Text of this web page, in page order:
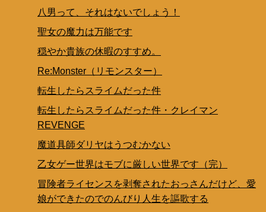
八男って、それはないでしょう！
聖女の魔力は万能です
穏やか貴族の休暇のすすめ。
Re:Monster（リモンスター）
転生したらスライムだった件
転生したらスライムだった件・クレイマン
REVENGE
魔道具師ダリヤはうつむかない
乙女ゲー世界はモブに厳しい世界です（完）
冒険者ライセンスを剥奪されたおっさんだけど、愛
娘ができたのでのんびり人生を謳歌する